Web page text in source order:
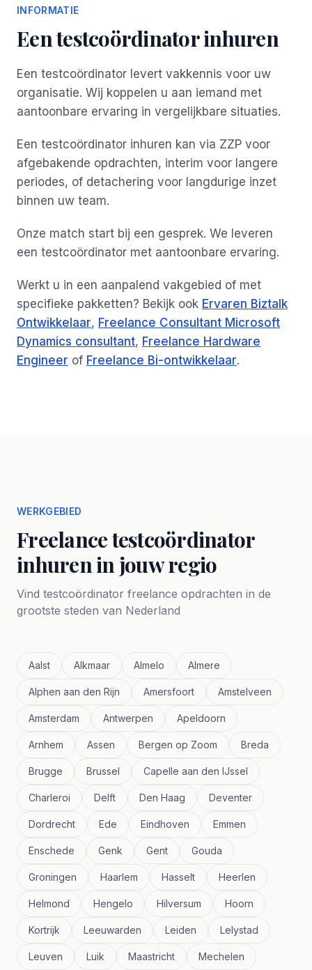
INFORMATIE
Een testcoördinator inhuren
Een testcoördinator levert vakkennis voor uw
organisatie. Wij koppelen u aan iemand met
aantoonbare ervaring in vergelijkbare situaties.
Een testcoördinator inhuren kan via ZZP voor
afgebakende opdrachten, interim voor langere
periodes, of detachering voor langdurige inzet
binnen uw team.
Onze match start bij een gesprek. We leveren
een testcoördinator met aantoonbare ervaring.
Werkt u in een aanpalend vakgebied of met
specifieke pakketten? Bekijk ook Ervaren Biztalk
Ontwikkelaar, Freelance Consultant Microsoft
Dynamics consultant, Freelance Hardware
Engineer of Freelance Bi-ontwikkelaar.
WERKGEBIED
Freelance testcoördinator
inhuren in jouw regio
Vind testcoördinator freelance opdrachten in de
grootste steden van Nederland
Aalst Alkmaar Almelo Almere
Alphen aan den Rijn Amersfoort Amstelveen
Amsterdam Antwerpen Apeldoorn
Arnhem Assen Bergen op Zoom Breda
Brugge Brussel Capelle aan den IJssel
Charleroi Delft Den Haag Deventer
Dordrecht Ede Eindhoven Emmen
Enschede Genk Gent Gouda
Groningen Haarlem Hasselt Heerlen
Helmond Hengelo Hilversum Hoorn
Kortrijk Leeuwarden Leiden Lelystad
Leuven Luik Maastricht Mechelen